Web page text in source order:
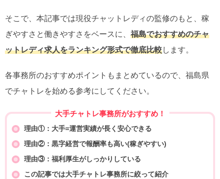
そこで、本記事では現役チャットレディの監修のもと、稼
ぎやすさと働きやすさをベースに、 福島でおすすめのチャ
ットレディ求人をランキング形式で徹底比較します。
各事務所のおすすめポイントもまとめているので、福島県
でチャトレを始める参考にしてください。
大手チャトレ事務所がおすすめ！
理由①：大手=運営実績が長く安心できる
理由②：黒字経営で報酬率も高い(稼ぎやすい)
理由③：福利厚生がしっかりしている
この記事では大手チャトレ事務所に絞って紹介